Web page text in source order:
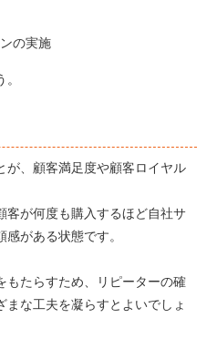
の実施
が、顧客満足度や顧客ロイヤル
客が何度も購入するほど自社サ
がある状態です。
もたらすため、リピーターの確
な工夫を凝らすとよいでしょ